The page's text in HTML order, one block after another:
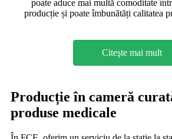
poate aduce mai multă comoditate
producție și poate îmbunătăți calitatea
Citeşte mai mult
Producție în cameră
produse medicale